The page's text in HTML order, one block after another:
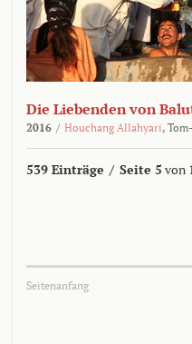
Die Liebenden von
2016 / Houchang Allahyari,
539 Einträge / Seite 5 von
Seitenanfang